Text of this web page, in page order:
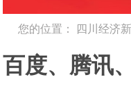
您的位置： 四川经济
百度、腾讯